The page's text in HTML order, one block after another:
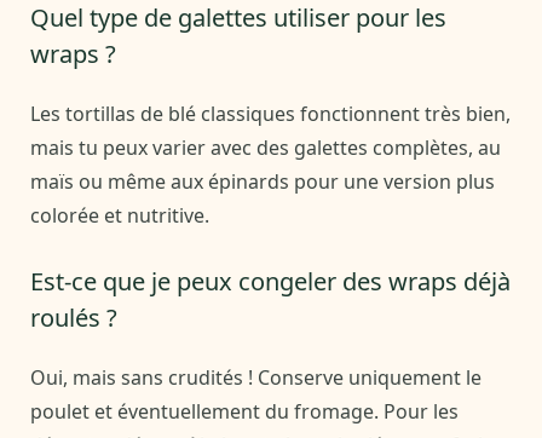
Quel type de galettes utiliser pour les
wraps ?
Les tortillas de blé classiques fonctionnent très bien,
mais tu peux varier avec des galettes complètes, au
maïs ou même aux épinards pour une version plus
colorée et nutritive.
Est-ce que je peux congeler des wraps déjà
roulés ?
Oui, mais sans crudités ! Conserve uniquement le
poulet et éventuellement du fromage. Pour les